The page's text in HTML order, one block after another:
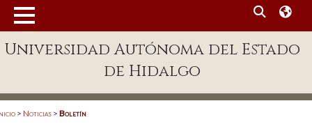
Enlaces
Universidad Autónoma del Estado
de Hidalgo
> Noticias > Boletín